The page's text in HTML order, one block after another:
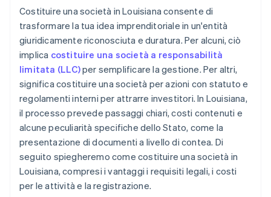
Gestire le formalità iniziali
Acquisto di azioni senza contanti da parte del
fondatore
Presentazione automatica della dichiarazione
fiscale 83(b)
Documenti legali aziendali con idoneità globale
Un anno di Stripe Payments gratis, oltre a 50.000
USD in crediti e sconti offerti da partner
Costituire una società in Louisiana consente di
trasformare la tua idea imprenditoriale in un'entità
giuridicamente riconosciuta e duratura. Per alcuni, ciò
implica costituire una società a responsabilità
limitata (LLC)per semplificare la gestione. Per altri,
significa costituire una società per azioni con statuto e
regolamenti interni per attrarre investitori. In Louisiana,
il processo prevede passaggi chiari, costi contenuti e
alcune peculiarità specifiche dello Stato, come la
presentazione di documenti a livello di contea. Di
seguito spiegheremo come costituire una società in
Louisiana, compresi i vantaggi i requisiti legali, i costi
per le attività e la registrazione.